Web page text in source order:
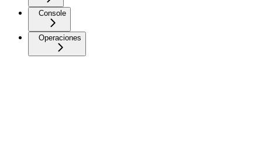
Console
Operaciones